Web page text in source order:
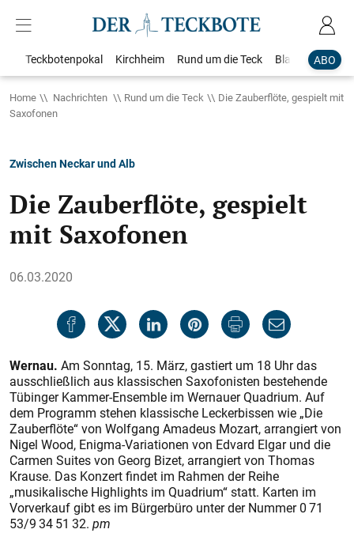
ABO
Teckbotenpokal Kirchheim Rund um die Teck Blaulicht
Home Nachrichten Rund um die Teck
Die Zauberflöte, gespielt mit
Saxofonen
Zwischen Neckar und Alb
Die Zauberflöte, gespielt
mit Saxofonen
06.03.2020
Wernau. Am Sonntag, 15. März, gas­tiert um 18 Uhr das
ausschließlich aus klassischen Saxofonisten bestehende
Tübinger Kammer-Ensemble im Wernauer Quadrium. Auf
dem Programm stehen klassische Leckerbissen wie „Die
Zauberflöte“ von Wolfgang Amadeus Mozart, arrangiert von
Nigel Wood, Enigma-Variationen von Edvard Elgar und die
Carmen Suites von Georg Bizet, arrangiert von Thomas
Krause. Das Konzert findet im Rahmen der Reihe
„musikalische Highlights im Quadrium“ statt. Karten im
Vorverkauf gibt es im Bürgerbüro unter der Nummer 0 71
53/9 34 51 32. pm